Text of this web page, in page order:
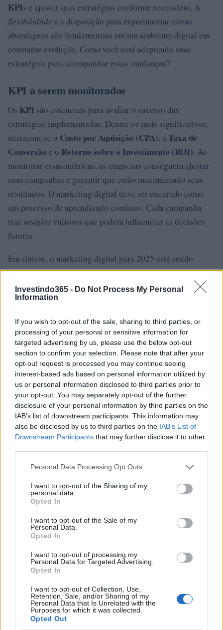
Investindo365 - Do Not Process My Personal
Information
If you wish to opt-out of the sale, sharing to third parties, or
processing of your personal or sensitive information for
targeted advertising by us, please use the below opt-out
section to confirm your selection. Please note that after your
opt-out request is processed you may continue seeing
interest-based ads based on personal information utilized by
us or personal information disclosed to third parties prior to
your opt-out. You may separately opt-out of the further
disclosure of your personal information by third parties on the
IAB’s list of downstream participants. This information may
also be disclosed by us to third parties on the IAB’s List of
Downstream Participants that may further disclose it to other
Please note that this website/app uses one or more Google
not limited to your visit or usage behaviour. You may click to
grant or deny consent to Google and its third-party tags to
use your data for below specified purposes in below Google
consent section.
Personal Data Processing Opt Outs
I want to opt-out of the Sharing of my
personal data.
Opted In
I want to opt-out of the Sale of my
Personal Data.
Opted In
I want to opt-out of processing my
Personal Data for Targeted Advertising.
Opted In
I want to opt-out of Collection, Use,
Retention, Sale, and/or Sharing of my
Personal Data that Is Unrelated with the
Purposes for which it was collected.
Opted Out
KPIs e ajustar suas estratégias conforme necessário. A
flexibilidade e a disposição para experimentar novas
abordagens são fundamentais em um ambiente digital em
constante evolução. Como você está adaptando suas
estratégias para acompanhar essas mudanças?
KPI a serem monitorados
Os KPI são essenciais para avaliar o sucesso das
estratégias implementadas. Dentre os mais significativos,
destacam-se o Custo por Aquisição (CPA), a Taxa de
Conversão e o Retorno sobre o Investimento (ROI). Ao
monitorar essas métricas, as empresas conseguem ajustar
suas campanhas e garantir que estão maximizando seus
resultados. O marketing digital deve ser encarado como
um processo de aprendizado contínuo. Cada campanha
traz insights valiosos que podem influenciar as decisões
futuras.
Em síntese, o marketing digital para 2025 está sendo
moldado por dados e estratégias criativas. As empresas
que abraçarem essas novas tendências e se adaptarem
rapidamente às mudanças estarão à frente da
excepcionais aos seus clientes.
Staff